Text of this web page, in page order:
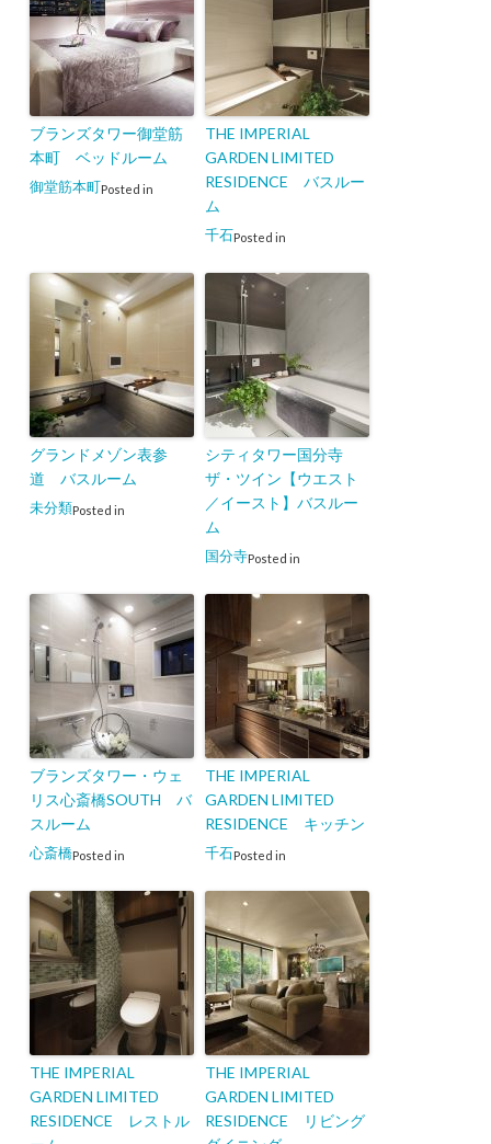
ブランズタワー御堂筋
本町 ベッドルーム
Posted in
御堂筋本町
THE IMPERIAL
GARDEN LIMITED
RESIDENCE バスルー
ム
Posted in
千石
グランドメゾン表参
道 バスルーム
Posted in
未分類
シティタワー国分寺
ザ・ツイン【ウエスト
／イースト】バスルー
ム
Posted in
国分寺
ブランズタワー・ウェ
リス心斎橋SOUTH バ
スルーム
Posted in
心斎橋
THE IMPERIAL
GARDEN LIMITED
RESIDENCE キッチン
Posted in
千石
THE IMPERIAL
GARDEN LIMITED
RESIDENCE レストル
THE IMPERIAL
GARDEN LIMITED
RESIDENCE リビング